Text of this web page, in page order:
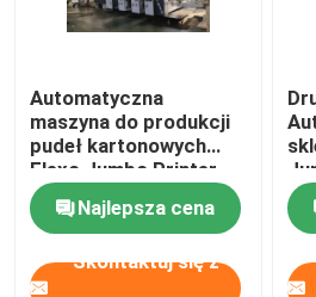
Automatyczna
maszyna do produkcji
pudeł kartonowych
Flexo Jumbo Printer
Slotter Machine
Najlepsza cena
Skontaktuj się z